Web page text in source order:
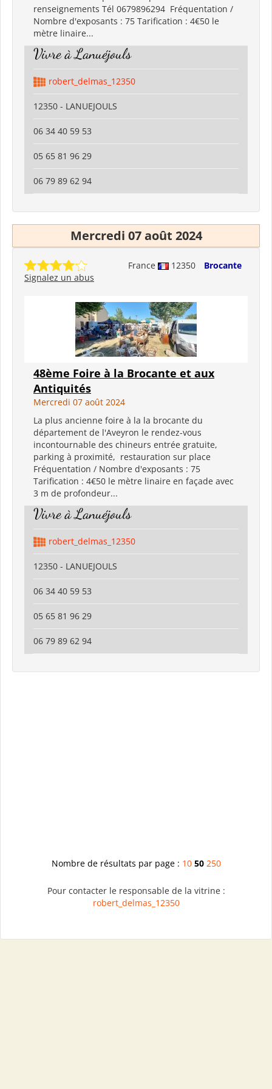
renseignements Tél 0679896294 Fréquentation /
Nombre d'exposants : 75 Tarification : 4€50 le
mètre linaire...
Vivre à Lanuéjouls
robert_delmas_12350
12350 - LANUEJOULS
06 34 40 59 53
05 65 81 96 29
06 79 89 62 94
Mercredi 07 août 2024
France 12350
Brocante
Signalez un abus
48ème Foire à la Brocante et aux
Antiquités
Mercredi 07 août 2024
La plus ancienne foire à la la brocante du
département de l'Aveyron le rendez-vous
incontournable des chineurs entrée gratuite,
parking à proximité, restauration sur place
Fréquentation / Nombre d'exposants : 75
Tarification : 4€50 le mètre linaire en façade avec
3 m de profondeur...
Vivre à Lanuéjouls
robert_delmas_12350
12350 - LANUEJOULS
06 34 40 59 53
05 65 81 96 29
06 79 89 62 94
Nombre de résultats par page : 10 50 250
Pour contacter le responsable de la vitrine :
robert_delmas_12350